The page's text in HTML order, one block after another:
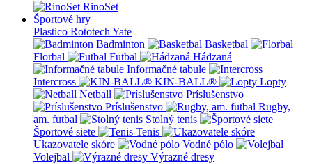
RinoSet
Športové hry
Plastico Rototech Yate
Badminton
Basketbal
Florbal
Futbal
Hádzaná
Informačné tabule
Intercross
KIN-BALL®
Lopty
Netball
Príslušenstvo
Príslušenstvo
Rugby,
am. futbal
Stolný tenis
Športové siete
Tenis
Ukazovatele skóre
Vodné pólo
Volejbal
Výrazné dresy